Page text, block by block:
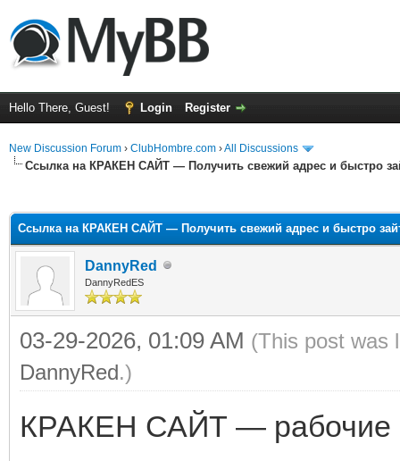
Hello There, Guest! Login Register
New Discussion Forum › ClubHombre.com ›All Discussions
Ссылка на КРАКЕН САЙТ — Получить свежий адрес и быстро
Ссылка на КРАКЕН САЙТ — Получить свежий адрес и быстро
DannyRed
DannyRedES
03-29-2026, 01:09 AM (This post was
DannyRed.)
КРАКЕН САЙТ — рабочие